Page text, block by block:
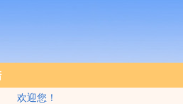
欢迎您！